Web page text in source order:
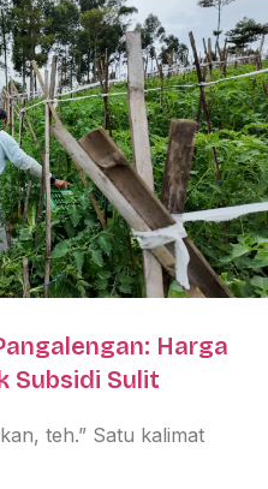
Harga
Subsidi Sulit
teh.” Satu kalimat